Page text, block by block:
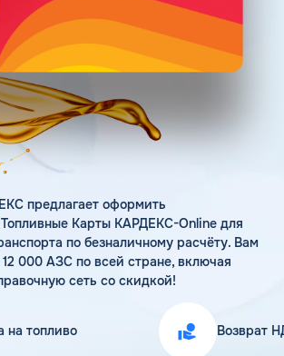
консультацию
предлагает оформить
Карты КАРДЕКС-Online для
по безналичному расчёту. Вам
000 АЗС по всей стране, включая
сеть со скидкой!
на топливо Возврат